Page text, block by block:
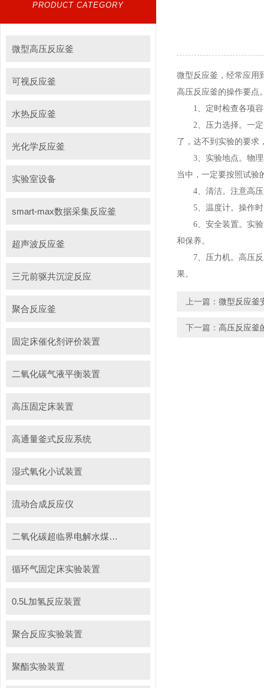
PRODUCT CATEGORY
微型高压反应釜
可视反应釜
水热反应釜
光化学反应釜
实验室设备
smart-max数据采集反应釜
超声波反应釜
三元前驱共沉淀反应
聚合反应釜
固定床催化剂评价装置
二氧化碳气液平衡装置
高压固定床装置
高通量釜式反应系统
湿式氧化小试装置
流动合成反应仪
二氧化碳超临界电解水煤浆制甲烷装置
循环气固定床实验装置
0.5L加氢反应装置
聚合反应实验装置
聚酯实验装置
微型反应釜，经常应用
高压反应釜的操作要点
1、定时检查各项容
2、压力选择。一定
了，达不到实验的要求
3、实验地点。物理
当中，一定要按照试验
4、清洁。注意高压
5、温度计。操作时
6、安全装置。实验
和保养。
7、压力机。高压反
果。
上一篇： 微型反应釜
下一篇： 高压反应釜